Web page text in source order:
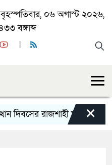
০৬ অগাস্ট ২০২৬,
বঙ্গাব্দ
রাজশাহী মহানগর বিএনপির
×